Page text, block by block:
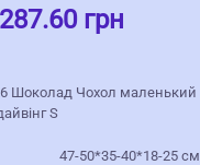
287.60 грн
Шоколад Чохол маленький
S
47-50*35-40*18-25 см